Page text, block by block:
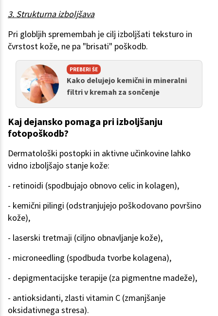
3. Strukturna izboljšava
Pri globljih spremembah je cilj izboljšati teksturo in
čvrstost kože, ne pa "brisati" poškodb.
PREBERI ŠE
Kako delujejo kemični in mineralni
filtri v kremah za sončenje
Kaj dejansko pomaga pri izboljšanju
fotopoškodb?
Dermatološki postopki in aktivne učinkovine lahko
vidno izboljšajo stanje kože:
- retinoidi (spodbujajo obnovo celic in kolagen),
- kemični pilingi (odstranjujejo poškodovano površino
kože),
- laserski tretmaji (ciljno obnavljanje kože),
- microneedling (spodbuda tvorbe kolagena),
- depigmentacijske terapije (za pigmentne madeže),
- antioksidanti, zlasti vitamin C (zmanjšanje
oksidativnega stresa).